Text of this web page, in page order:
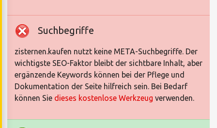
Suchbegriffe
zisternen.kaufen nutzt keine META-Suchbegriffe. Der
wichtigste SEO-Faktor bleibt der sichtbare Inhalt, aber
ergänzende Keywords können bei der Pflege und
Dokumentation der Seite hilfreich sein. Bei Bedarf
können Sie dieses kostenlose Werkzeug verwenden.